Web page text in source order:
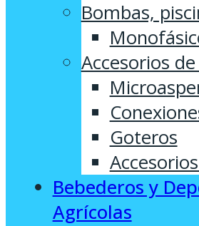
Bombas,
Accesorios
Goteros
Bebederos y
Agrícolas